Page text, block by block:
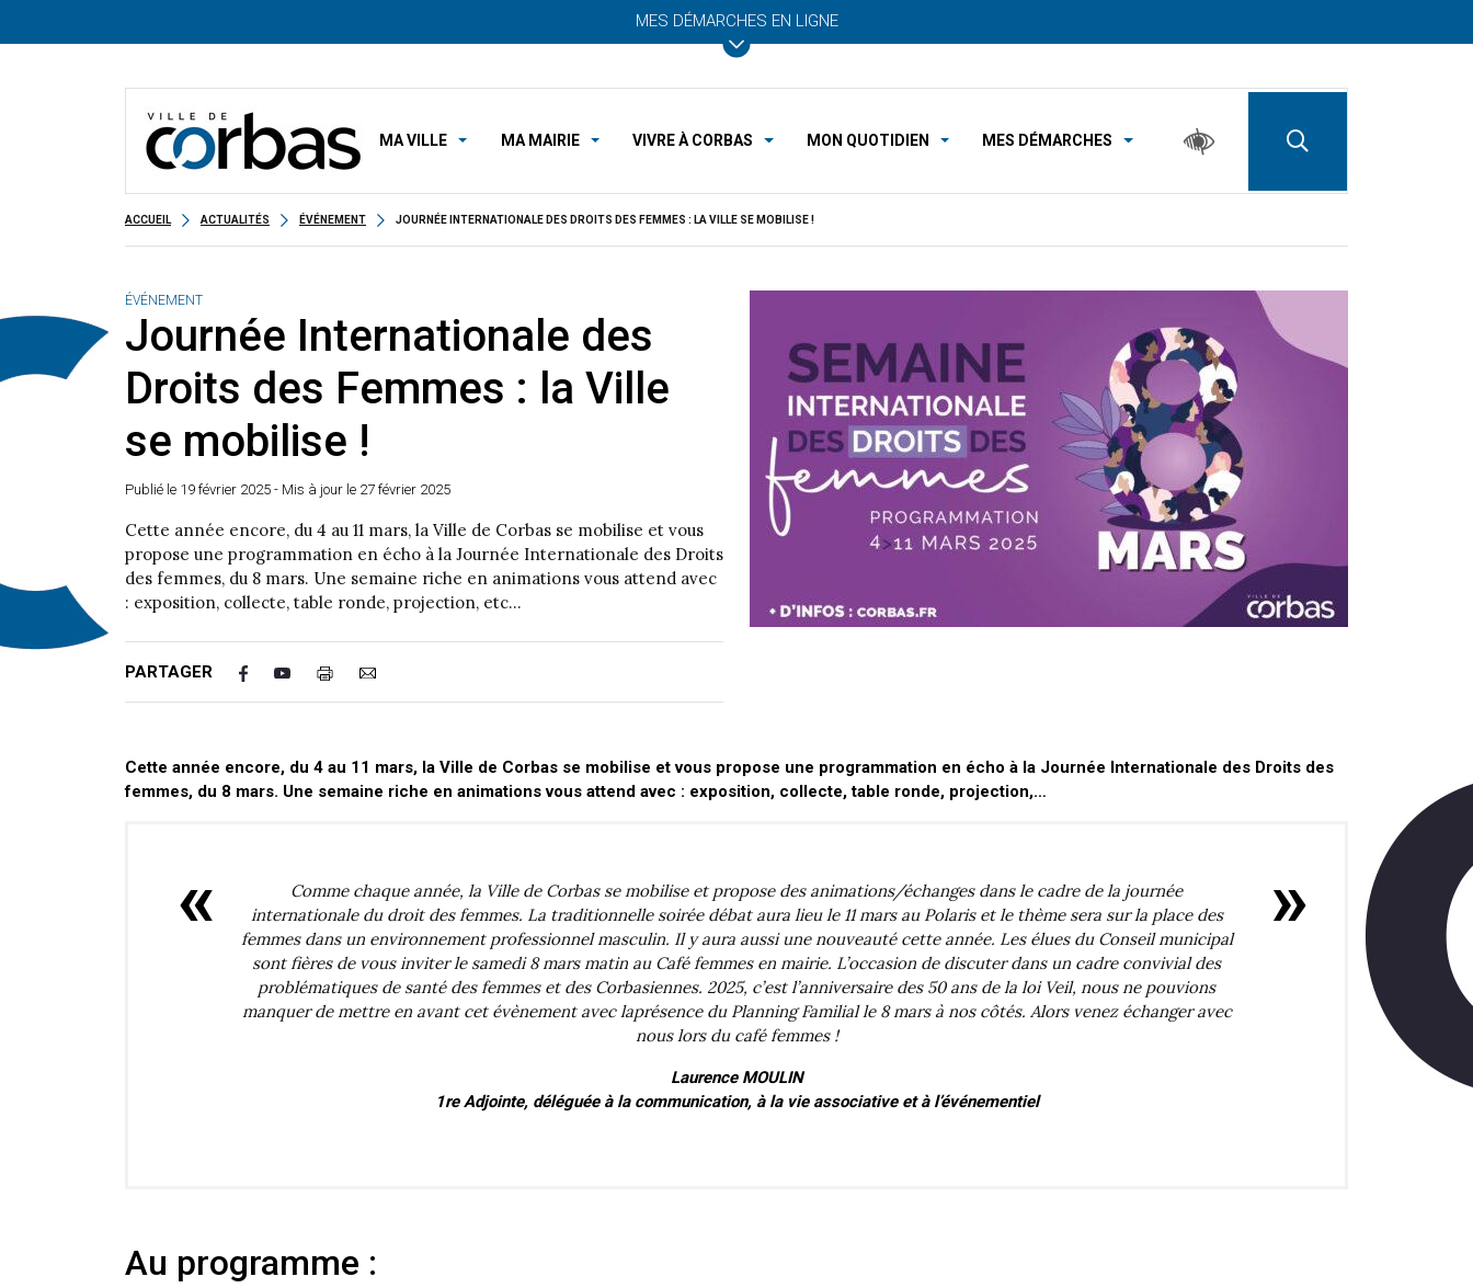
MES DÉMARCHES EN LIGNE
MA VILLE MA MAIRIE VIVRE À CORBAS MON QUOTIDIEN MES DÉMARCHES
ACCUEIL ACTUALITÉS ÉVÉNEMENT JOURNÉE INTERNATIONALE DES DROITS DES FEMMES : LA VILLE SE MOBILISE !
ÉVÉNEMENT
Journée Internationale des
Droits des Femmes : la Ville
se mobilise !
Publié le 19 février 2025 - Mis à jour le 27 février 2025
Cette année encore, du 4 au 11 mars, la Ville de Corbas se mobilise et vous
propose une programmation en écho à la Journée Internationale des Droits
des femmes, du 8 mars. Une semaine riche en animations vous attend avec
: exposition, collecte, table ronde, projection, etc…
PARTAGER
Cette année encore, du 4 au 11 mars, la Ville de Corbas se mobilise et vous propose une programmation en écho à la Journée Internationale des Droits des
femmes, du 8 mars. Une semaine riche en animations vous attend avec : exposition, collecte, table ronde, projection,…
Comme chaque année, la Ville de Corbas se mobilise et propose des animations/échanges dans le cadre de la journée
internationale du droit des femmes. La traditionnelle soirée débat aura lieu le 11 mars au Polaris et le thème sera sur la place des
femmes dans un environnement professionnel masculin. Il y aura aussi une nouveauté cette année. Les élues du Conseil municipal
sont fières de vous inviter le samedi 8 mars matin au Café femmes en mairie. L’occasion de discuter dans un cadre convivial des
problématiques de santé des femmes et des Corbasiennes. 2025, c’est l’anniversaire des 50 ans de la loi Veil, nous ne pouvions
manquer de mettre en avant cet évènement avec laprésence du Planning Familial le 8 mars à nos côtés. Alors venez échanger avec
nous lors du café femmes !
Laurence MOULIN
1re Adjointe, déléguée à la communication, à la vie associative et à l’événementiel
Au programme :